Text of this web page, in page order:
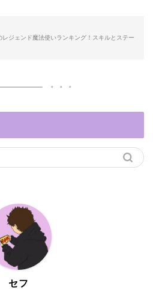
レジェンド魔法使いランキング！スキルとステー
セフ